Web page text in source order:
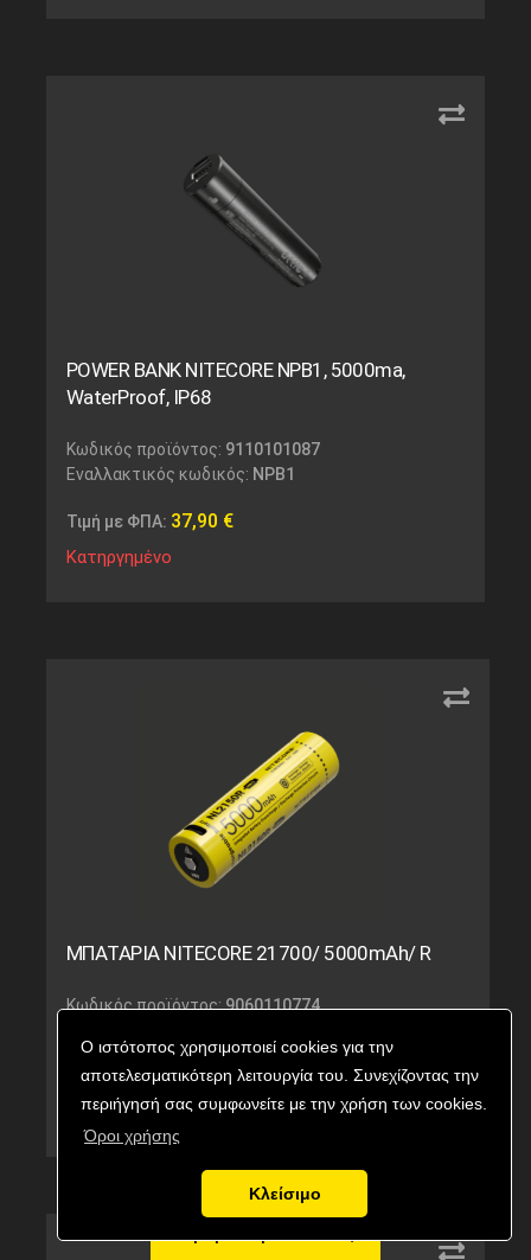
Ο ιστότοπος χρησιμοποιεί cookies για την
αποτελεσματικότερη λειτουργία του. Συνεχίζοντας την
περιήγησή σας συμφωνείτε με την χρήση των cookies.
Όροι χρήσης
Κλείσιμο
POWER BANK NITECORE NPB1, 5000ma,
WaterProof, IP68
Κωδικός προϊόντος: 9110101087
Εναλλακτικός κωδικός: NPB1
Τιμή με ΦΠΑ: 37,90 €
Κατηργημένο
ΜΠΑΤΑΡΙΑ NITECORE 21700/ 5000mAh/ R
Κωδικός προϊόντος:9060110774
Τιμή με ΦΠΑ:28,50€
Κατηργημένο